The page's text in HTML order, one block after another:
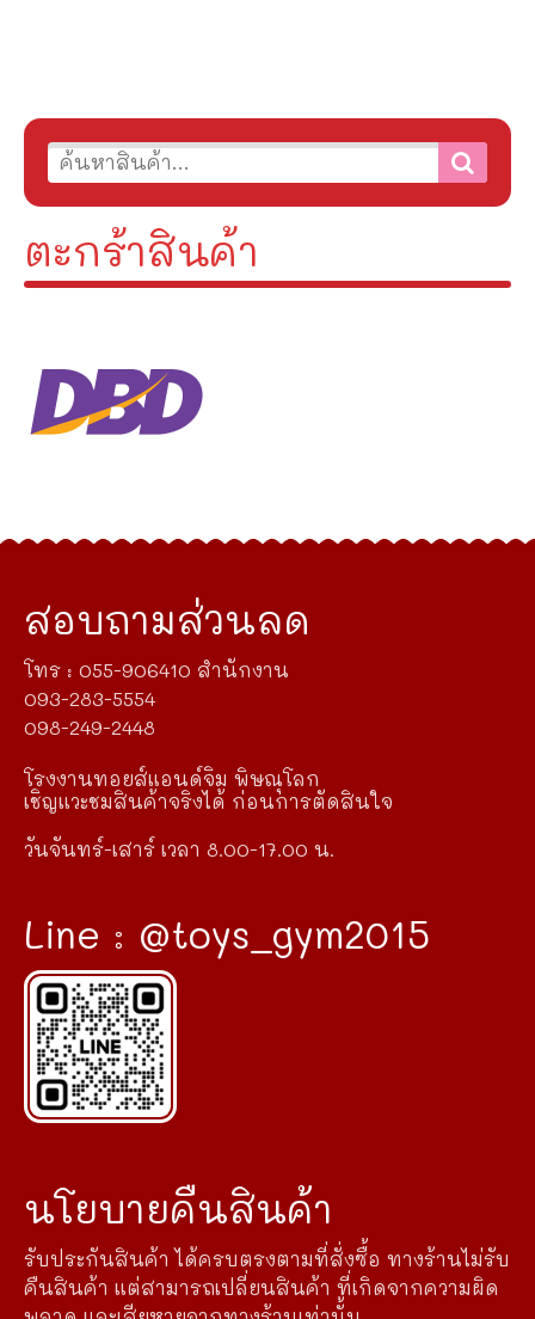
ตะกร้าสินค้า
สอบถามส่วนลด
โทร : 055-906410 สำนักงาน
093-283-5554
098-249-2448
โรงงานทอยส์แอนด์จิม พิษณุโลก
เชิญแวะชมสินค้าจริงได้ ก่อนการตัดสินใจ
วันจันทร์-เสาร์ เวลา 8.00-17.00 น.
Line : @toys_gym2015
นโยบายคืนสินค้า
รับประกันสินค้า ได้ครบตรงตามที่สั่งซื้อ ทางร้านไม่รับ
คืนสินค้า แต่สามารถเปลี่ยนสินค้า ที่เกิดจากความผิด